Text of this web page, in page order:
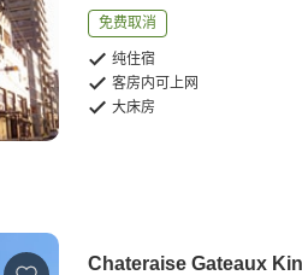
免费取消
纯住宿
客房内可上网
大床房
Chateraise Gateaux